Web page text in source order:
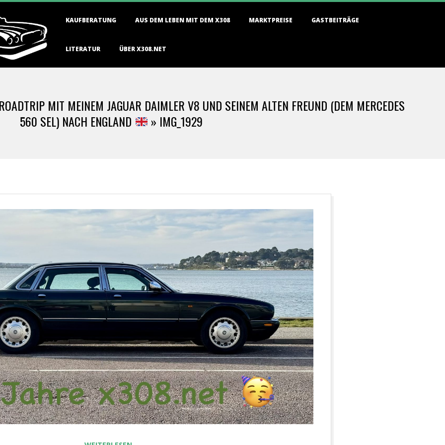
KAUFBERATUNG AUS DEM LEBEN MIT DEM X308 MARKTPREISE GASTBEITRÄGE
LITERATUR ÜBER X308.NET
MIT MEINEM JAGUAR DAIMLER V8 UND SEINEM ALTEN FREUND (DEM MERCEDES
560 SEL) NACH ENGLAND
» IMG_1929